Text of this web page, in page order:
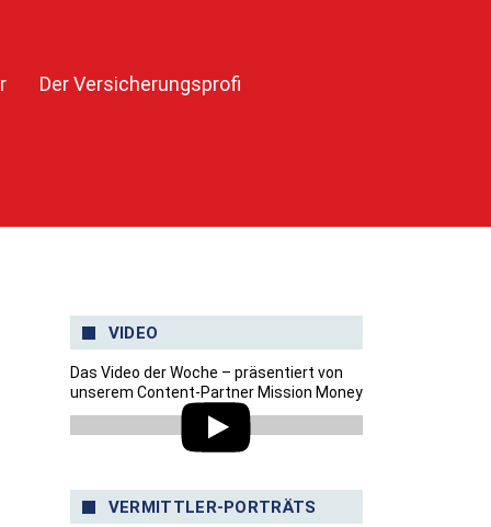
Der Versicherungsprofi
VIDEO
Das Video der Woche – präsentiert von
unserem Content-Partner Mission Money
VERMITTLER-PORTRÄTS